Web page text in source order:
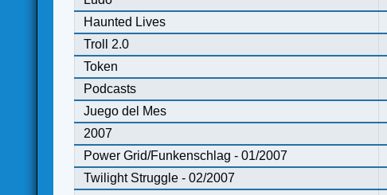
Haunted Lives
Troll 2.0
Token
Podcasts
Juego del Mes
2007
Power Grid/Funkenschlag - 01/2007
Twilight Struggle - 02/2007